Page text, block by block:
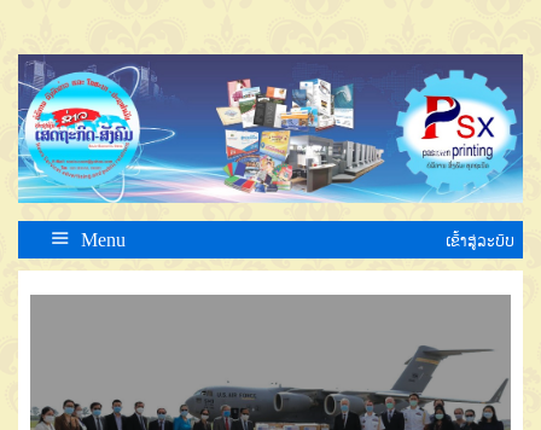
Menu ເຂົ້າສູ່ລະບົບ